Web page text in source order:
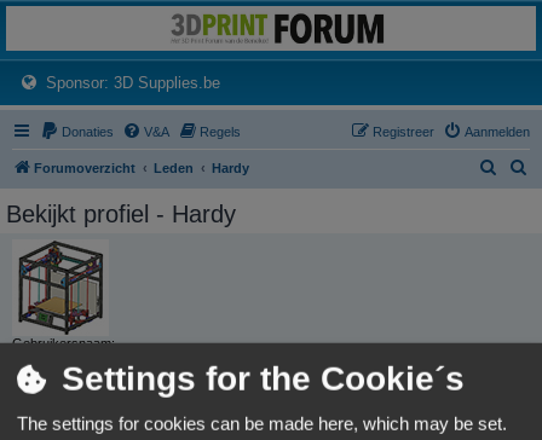
Het 3D print forum van de Benelux na de sluiting van 3dprintforum.nl
Sponsor: 3D Supplies.be(Opens a new tab)
Donaties V&A Regels Aanmelden
Registreer
Forumoverzicht Leden Hardy
Bekijkt profiel - Hardy
Gebruikersnaam:
Groepen:
Locatie:
Settings for the Cookie´s
The settings for cookies can be made here, which may be set.